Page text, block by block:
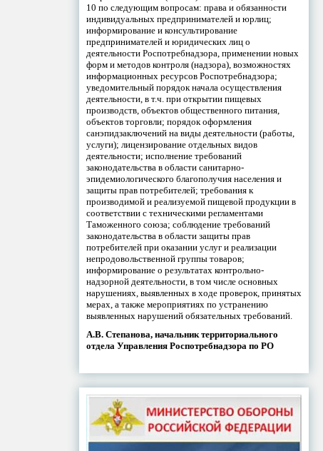
10 по следующим вопросам: права и обязанности
индивидуальных предпринимателей и юрлиц;
информирование и консультирование
предпринимателей и юридических лиц о
деятельности Роспотребнадзора, применении новых
форм и методов контроля (надзора), возможностях
информационных ресурсов Роспотребнадзора;
уведомительный порядок начала осуществления
деятельности, в т.ч. при открытии пищевых
производств, объектов общественного питания,
объектов торговли; порядок оформления
санэпидзаключений на виды деятельности (работы,
услуги); лицензирование отдельных видов
деятельности; исполнение требований
законодательства в области санитарно-
эпидемиологического благополучия населения и
защиты прав потребителей; требования к
производимой и реализуемой пищевой продукции в
соответствии с техническими регламентами
Таможенного союза; соблюдение требований
законодательства в области защиты прав
потребителей при оказании услуг и реализации
непродовольственной группы товаров;
информирование о результатах контрольно-
надзорной деятельности, в том числе основных
нарушениях, выявленных в ходе проверок, принятых
мерах, а также мероприятиях по устранению
выявленных нарушений обязательных требований.
А.В. Степанова, начальник территориального
отдела Управления Роспотребнадзора по РО